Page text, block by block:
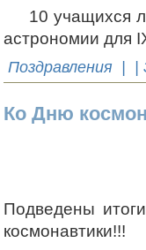
10 учащихся
астрономии для
Поздравления | |
Ко Дню
Подведены
космонавтики!!!